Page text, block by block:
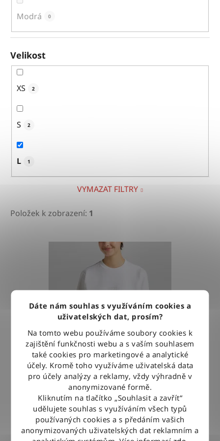
Dáte nám souhlas s využíváním cookies a
uživatelských dat, prosím?
Na tomto webu používáme soubory cookies k
zajištění funkčnosti webu a s vaším souhlasem
také cookies pro marketingové a analytické
účely. Kromě toho využíváme uživatelská data
pro účely analýzy a reklamy, vždy výhradně v
anonymizované formě.
Kliknutím na tlačítko „Souhlasit a zavřít“
udělujete souhlas s využíváním všech typů
používaných cookies a s předáním vašich
anonymizovaných uživatelských dat reklamním a
Modrá 0
Velikost
XS 2
S 2
L 1
VYMAZAT FILTRY
Položek k zobrazení: 1
Mikina Lee SHRUNKEN BRIGHT WHITE